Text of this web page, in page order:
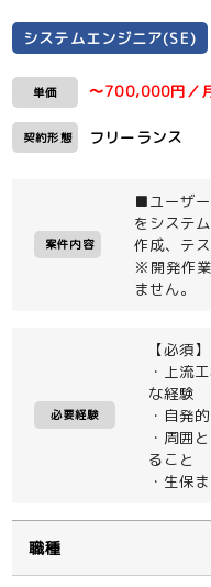
システムエンジニア(SE)
単価 〜700,000円／
契約形態 フリーランス
案件内容
■ユーザ
をシステ
作成、テ
※開発作
ません。
必要経験
【必須】
・上流
な経験
・自発
・周囲
ること
・生保
職種